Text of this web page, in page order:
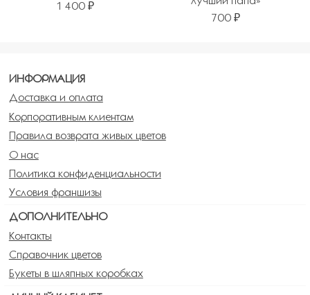
1 400 ₽
700 ₽
ИНФОРМАЦИЯ
Доставка и оплата
Корпоративным клиентам
Правила возврата живых цветов
О нас
Политика конфиденциальности
Условия франшизы
ДОПОЛНИТЕЛЬНО
Контакты
Справочник цветов
Букеты в шляпных коробках